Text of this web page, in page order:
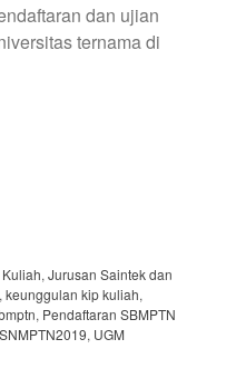
dan ujian
ternama di
, Jurusan Saintek dan
, keunggulan kip kuliah,
, Pendaftaran SBMPTN
SNMPTN2019, UGM